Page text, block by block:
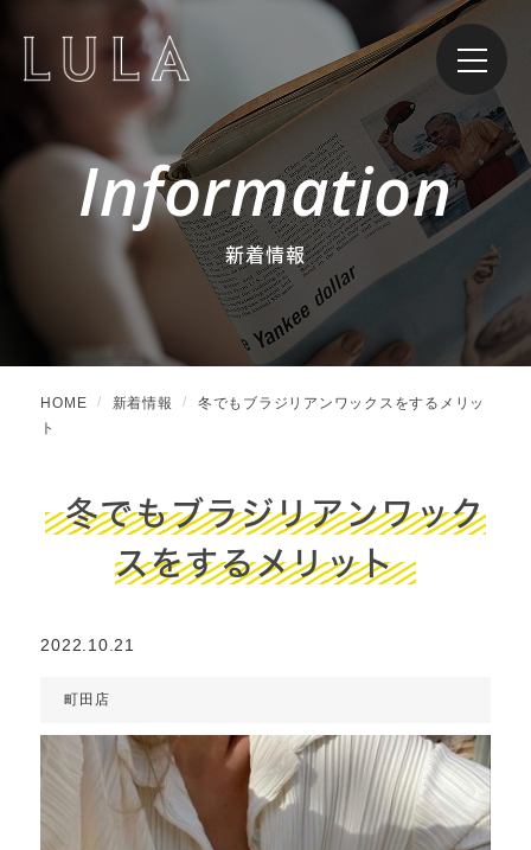
Information
新着情報
HOME 新着情報
冬でもブラジリアンワックスをするメリッ
ト
冬でもブラジリアンワック
スをするメリット
2022.10.21
町田店